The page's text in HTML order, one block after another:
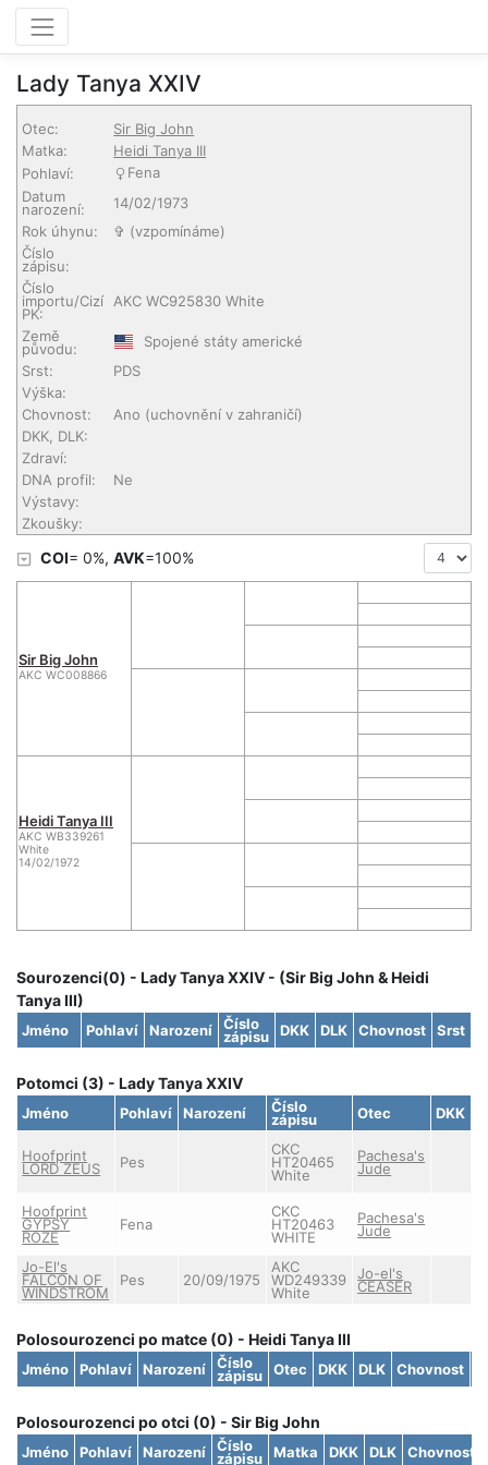
Lady Tanya XXIV
Otec:
Sir Big John
Matka:
Heidi Tanya III
Pohlaví:
Fena
Datum
narození:
14/02/1973
Rok úhynu:
✞ (vzpomínáme)
Číslo
zápisu:
Číslo
importu/Cizí
PK:
AKC WC925830 White
Země
původu:
Spojené státy americké
Srst:
PDS
Výška:
Chovnost:
Ano (uchovnění v zahraničí)
DKK, DLK:
Zdraví:
DNA profil:
Ne
Výstavy:
Zkoušky:
COI= 0%, AVK=100%
Sir Big John
AKC WC008866
Heidi Tanya III
AKC WB339261
White
14/02/1972
Sourozenci(0) - Lady Tanya XXIV - (Sir Big John & Heidi
Tanya III)
Jméno Pohlaví Narození Číslo
zápisu DKK DLK Chovnost Srst
Potomci (3) - Lady Tanya XXIV
Jméno Pohlaví Narození Číslo
zápisu Otec DKK
Hoofprint
LORD ZEUS Pes
CKC
HT20465
White
Pachesa's
Jude
Hoofprint
GYPSY
ROZE
Fena
CKC
HT20463
WHITE
Pachesa's
Jude
Jo-El's
FALCON OF
WINDSTROM
Pes 20/09/1975
AKC
WD249339
White
Jo-el's
CEASER
Polosourozenci po matce (0) - Heidi Tanya III
Jméno Pohlaví Narození Číslo
zápisu Otec DKK DLK Chovnost
Polosourozenci po otci (0) - Sir Big John
Jméno Pohlaví Narození Číslo
zápisu Matka DKK DLK Chovnost